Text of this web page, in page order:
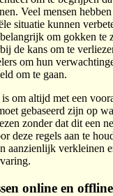
Veel mensen
situatie kunnen
om gokken te
de kans om te
om hun
om te gaan.
om altijd met een
gebaseerd zijn op
zonder dat dit een
deze regels aan te
aanzienlijk verkleinen
online en